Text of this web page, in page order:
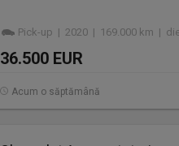
Pick-up | 2020 | 169.000 km |
36.500 EUR
Acum o săptămână